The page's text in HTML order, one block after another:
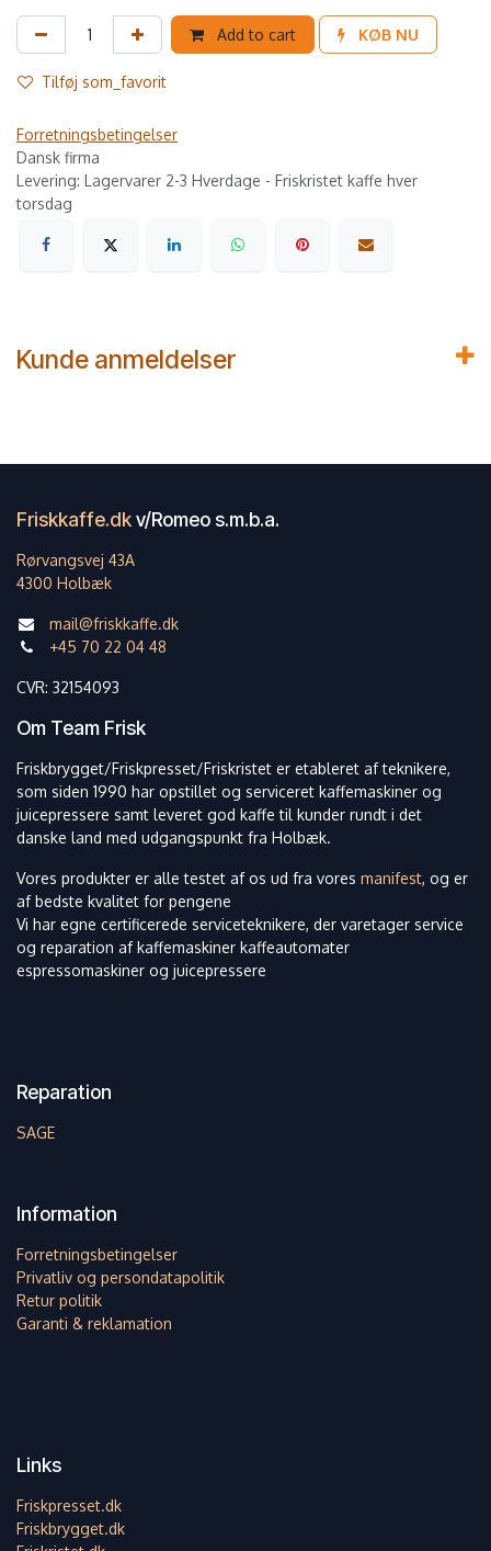
Add to cart KØB NU
Tilføj som_favorit
Forretningsbetingelser
Dansk firma
Levering: Lagervarer 2-3 Hverdage - Friskristet kaffe hver
torsdag
Kunde anmeldelser
Friskkaffe.dkv/Romeo s.m.b.a.
Rørvangsvej 43A
4300 Holbæk
mail@friskkaffe.dk
+45 70 22 04 48
CVR: 32154093
Om Team Frisk
Friskbrygget/Friskpresset/Friskristet er etableret af teknikere,
som siden 1990 har opstillet og serviceret kaffemaskiner og
juicepressere samt leveret god kaffe til kunder rundt i det
danske land med udgangspunkt fra Holbæk.
Vores produkter er alle testet af os ud fra vores manifest, og er
af bedste kvalitet for pengene
Vi har egne certificerede serviceteknikere, der varetager service
og reparation af kaffemaskiner kaffeautomater
espressomaskiner og juicepressere
Reparation
SAGE
Information
Forretningsbetingelser
Privatliv og persondatapolitik
Retur politik
Garanti & reklamation
Links
Friskpresset.dk
Friskbrygget.dk